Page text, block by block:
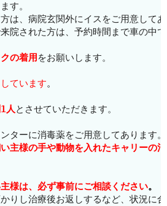
す。
は、病院玄関外にイスをご用意して
院された方は、予約時間まで車の中
の着用 をお願いします。
ています。
人とさせていただきます。
ターに消毒薬をご用意してあります。
主様の手や動物を入れたキャリーの
様は、必ず事前にご相談ください。
りし治療後お返しするなど、状況に